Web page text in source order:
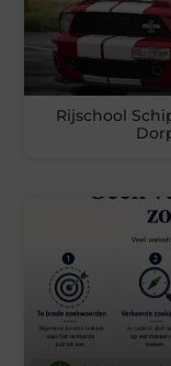
Rijschool